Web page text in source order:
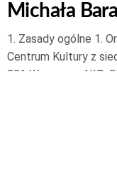
Michała
1. Zasady ogólne 1.
Centrum Kultury z
231 Warszawa, NIP: